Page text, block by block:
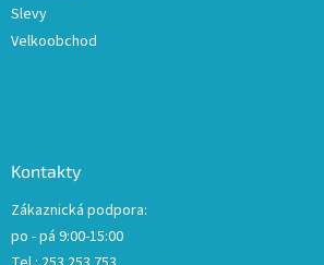
Slevy
Velkoobchod
Kontakty
Zákaznická podpora:
po - pá 9:00-15:00